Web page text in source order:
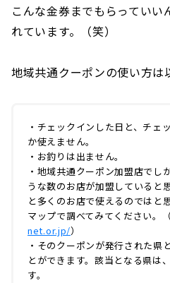
こんな金券までもらっていい
れています。（笑）
地域共通クーポンの使い方は
・チェックインした日と、チェ
か使えません。
・お釣りは出ません。
・地域共通クーポン加盟店でし
うな数のお店が加盟していると
と多くのお店で使えるのではと
マップで調べてみてください。
net.or.jp/）
・そのクーポンが発行された県
とができます。該当となる県は
す。